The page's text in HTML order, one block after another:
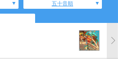
五十音順